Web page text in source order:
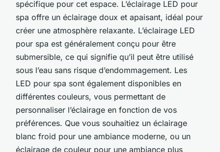
spécifique pour cet espace. L’éclairage LED pour
spa offre un éclairage doux et apaisant, idéal pour
créer une atmosphère relaxante. L’éclairage LED
pour spa est généralement conçu pour être
submersible, ce qui signifie qu’il peut être utilisé
sous l’eau sans risque d’endommagement. Les
LED pour spa sont également disponibles en
différentes couleurs, vous permettant de
personnaliser l’éclairage en fonction de vos
préférences. Que vous souhaitiez un éclairage
blanc froid pour une ambiance moderne, ou un
éclairage de couleur pour une ambiance plus